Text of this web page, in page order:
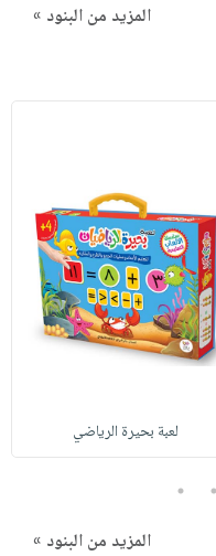
المزيد من البنود »
لعبة بحيرة الرياضي
4
5
المزيد من البنود »